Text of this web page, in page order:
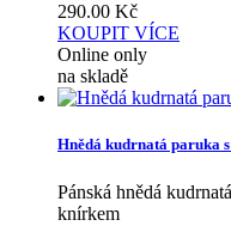
290.00 Kč
KOUPIT VÍCE
Online only
na skladě
Hnědá kudrnatá paruka
Pánská hnědá
knírkem